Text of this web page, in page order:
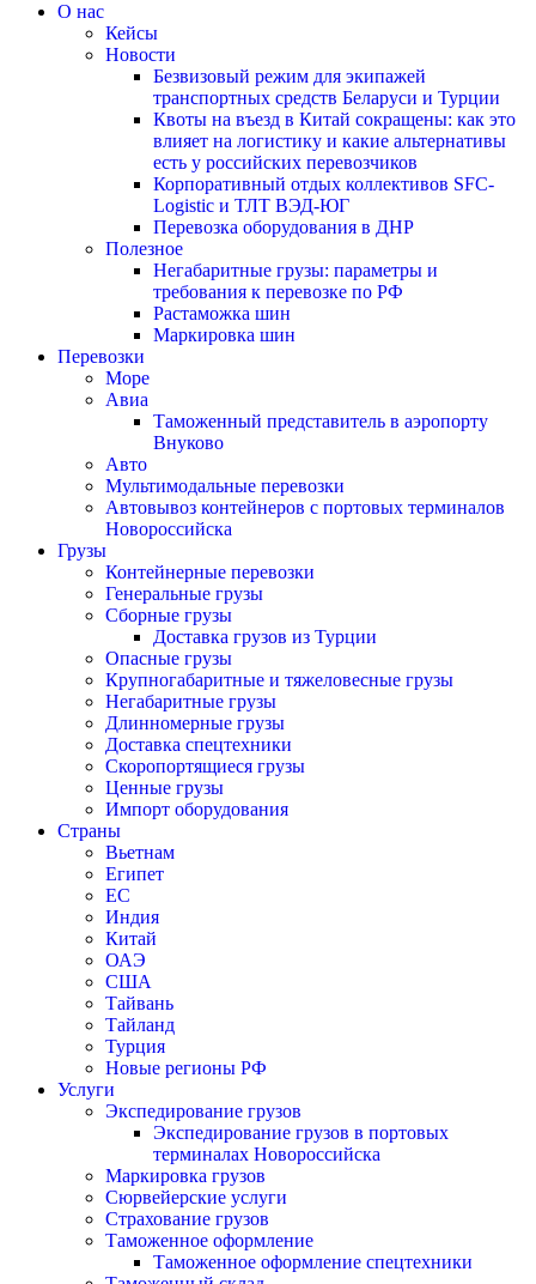
О нас
Кейсы
Новости
Безвизовый режим для экипажей
транспортных средств Беларуси и Турции
Квоты на въезд в Китай сокращены: как это
влияет на логистику и какие альтернативы
есть у российских перевозчиков
Корпоративный отдых коллективов SFC-
Logistic и ТЛТ ВЭД-ЮГ
Перевозка оборудования в ДНР
Полезное
Негабаритные грузы: параметры и
требования к перевозке по РФ
Растаможка шин
Маркировка шин
Перевозки
Море
Авиа
Таможенный представитель в аэропорту
Внуково
Авто
Мультимодальные перевозки
Автовывоз контейнеров с портовых терминалов
Новороссийска
Грузы
Контейнерные перевозки
Генеральные грузы
Сборные грузы
Доставка грузов из Турции
Опасные грузы
Крупногабаритные и тяжеловесные грузы
Негабаритные грузы
Длинномерные грузы
Доставка спецтехники
Скоропортящиеся грузы
Ценные грузы
Импорт оборудования
Страны
Вьетнам
Египет
ЕС
Индия
Китай
ОАЭ
США
Тайвань
Тайланд
Турция
Новые регионы РФ
Услуги
Экспедирование грузов
Экспедирование грузов в портовых
терминалах Новороссийска
Маркировка грузов
Сюрвейерские услуги
Страхование грузов
Таможенное оформление
Таможенное оформление спецтехники